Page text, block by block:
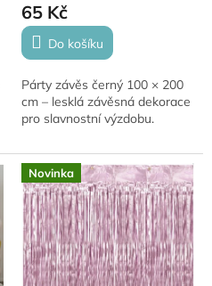
65 Kč
Do košíku
Párty závěs černý 100 × 200
cm – lesklá závěsná dekorace
pro slavnostní výzdobu.
Novinka